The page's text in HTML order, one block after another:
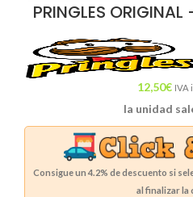
PRINGLES
12,50€ IVA
la unidad
Consigue un 4.2% de descuento si
al finalizar la